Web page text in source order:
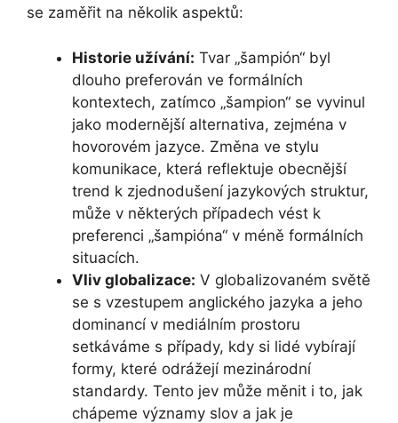
se zaměřit na několik aspektů:
Historie užívání: Tvar „šampión“ byl
dlouho preferován ve formálních
kontextech, zatímco „šampion“ se vyvinul
jako modernější alternativa, zejména v
hovorovém jazyce. Změna ve stylu
komunikace, která reflektuje obecnější
trend k zjednodušení jazykových struktur,
může v některých případech vést k
preferenci „šampióna“ v méně formálních
situacích.
Vliv globalizace: V globalizovaném světě
se s vzestupem anglického jazyka a jeho
dominancí v mediálním prostoru
setkáváme s případy, kdy si lidé vybírají
formy, které odrážejí mezinárodní
standardy. Tento jev může měnit i to, jak
chápeme významy slov a jak je